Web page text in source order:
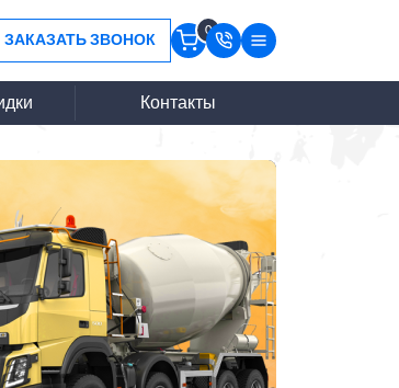
ЗАКАЗАТЬ ЗВОНОК
0
Контакты